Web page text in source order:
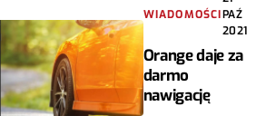
WIADOMOŚCIPAŹ
2021
Orange daje za
darmo
nawigację